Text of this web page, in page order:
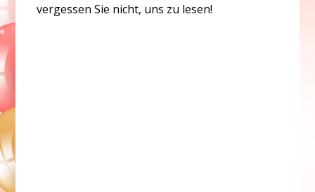
vergessen Sie nicht, uns zu lesen!